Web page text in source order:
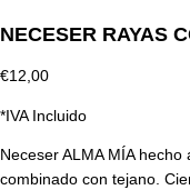
NECESER RAYAS
€12,00
*IVA Incluido
Neceser ALMA MÍA
combinado con tejano.